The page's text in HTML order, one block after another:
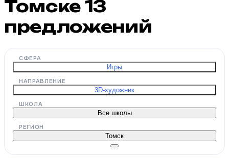
Томске 13
предложений
СФЕРА
Игры
НАПРАВЛЕНИЕ
3D-художник
ШКОЛА
Все школы
РЕГИОН
Томск